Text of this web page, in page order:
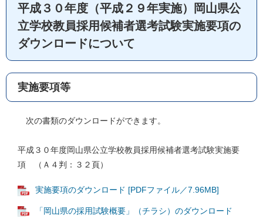
平成３０年度（平成２９年実施）岡山県公
立学校教員採用候補者選考試験実施要項の
ダウンロードについて
実施要項等
次の書類のダウンロードができます。
平成３０年度岡山県公立学校教員採用候補者選考試験実施要
項 （Ａ４判：３２頁）
実施要項のダウンロード [PDFファイル／7.96MB]
「岡山県の採用試験概要」（チラシ）のダウンロード